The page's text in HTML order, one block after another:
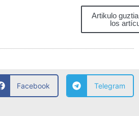
Artikulo
los
Facebook Telegram